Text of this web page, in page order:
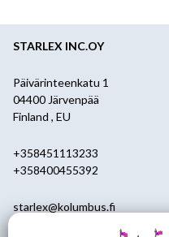
STARLEX INC.OY
Päivärinteenkatu 1
04400 Järvenpää
Finland , EU
+358451113233
+358400455392
starlex@kolumbus.fi